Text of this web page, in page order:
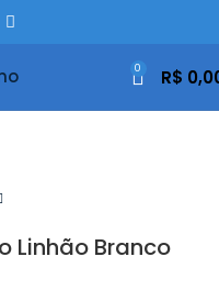
0 R$
Linhão Branco